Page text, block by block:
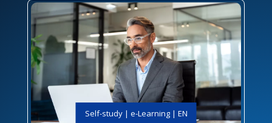
Self-study | e-Learning | EN